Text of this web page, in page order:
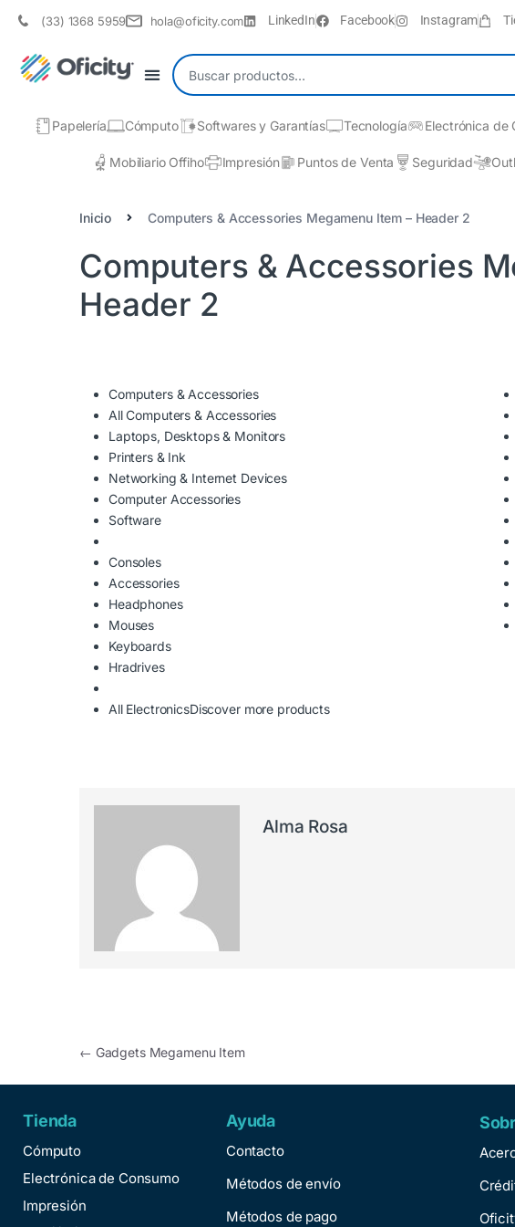
(33) 1368 5959 hola@oficity.com LinkedIn Facebook Instagram
Papelería Cómputo Softwares y Garantías Tecnología Electrónica de
Mobiliario Offiho Impresión Puntos de Venta Seguridad
Inicio Computers & Accessories Megamenu Item – Header 2
Computers & Accessories
Header 2
Computers & Accessories
All Computers & Accessories
Laptops, Desktops & Monitors
Printers & Ink
Networking & Internet Devices
Computer Accessories
Software
Consoles
Accessories
Headphones
Mouses
Keyboards
Hradrives
All ElectronicsDiscover more products
Alma Rosa
← Gadgets Megamenu Item
Tienda
Cómputo
Electrónica de Consumo
Impresión
Ayuda
Contacto
Métodos de envío
Métodos de pago